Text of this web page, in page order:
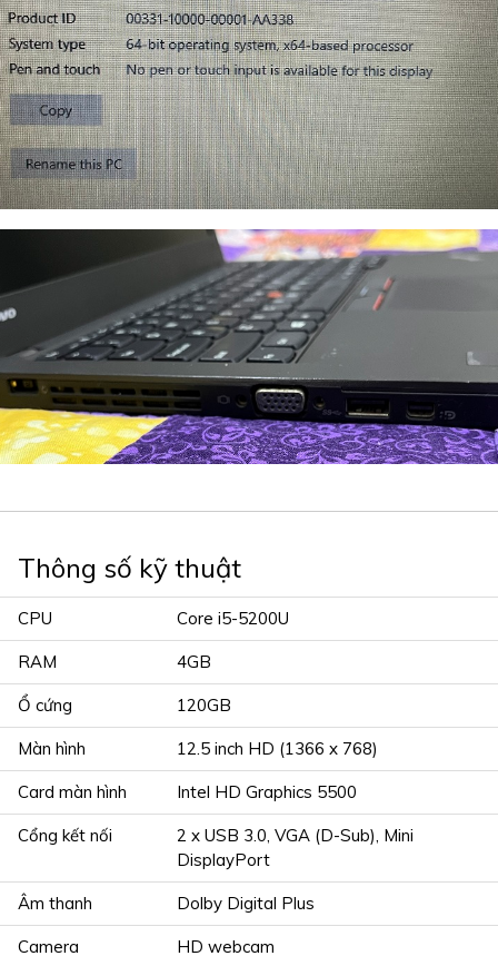
Thông số kỹ thuật
CPU Core i5-5200U
RAM 4GB
Ổ cứng 120GB
Màn hình 12.5 inch HD (1366 x 768)
Card màn hình Intel HD Graphics 5500
Cổng kết nối
2 x USB 3.0, VGA (D-Sub), Mini
DisplayPort
Âm thanh Dolby Digital Plus
Camera
HD webcam